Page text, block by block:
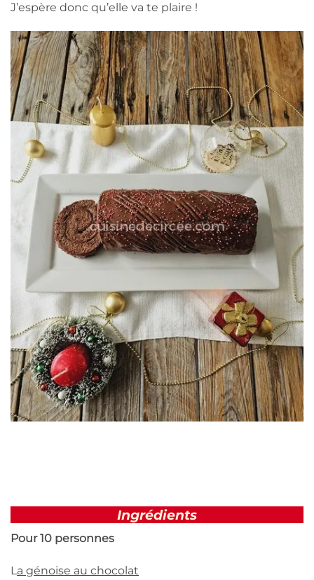
J’espère donc qu’elle va te plaire !
Ingrédients
Pour 10 personnes
La génoise au chocolat